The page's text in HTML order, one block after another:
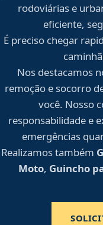
rodoviárias e
eficiente,
É preciso chegar
Nos destacamos
remoção e socorro
você. Nosso
responsabilidade e
emergências
Realizamos também
Moto, Guincho